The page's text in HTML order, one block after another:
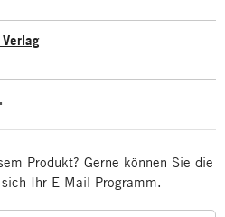
Produkt? Gerne können Sie die
Ihr E-Mail-Programm.